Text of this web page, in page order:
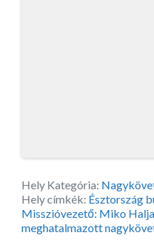
Hely Kategória:
Hely címkék: Észtország
Misszióvezető: Miko
meghatalmazott